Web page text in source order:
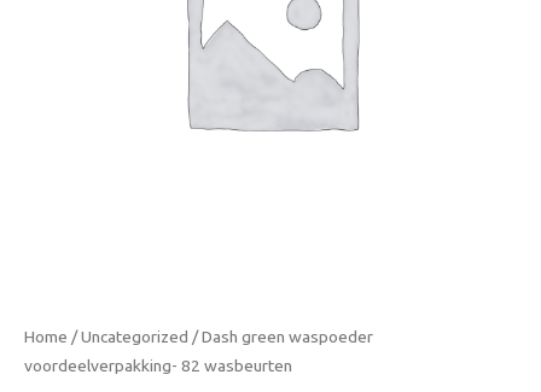
Home /Uncategorized / Dash green waspoeder
voordeelverpakking- 82 wasbeurten